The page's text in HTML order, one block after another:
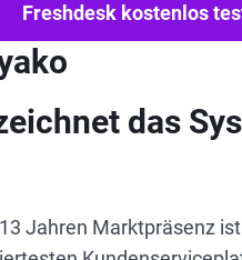
Freshdesk kostenlos
das
Jahren Marktpräsenz